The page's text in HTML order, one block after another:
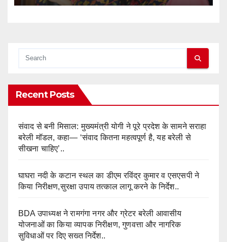
Recent Posts
संवाद से बनी मिसाल: मुख्यमंत्री योगी ने पूरे प्रदेश के सामने सराहा
बरेली मॉडल, कहा— ‘संवाद कितना महत्वपूर्ण है, यह बरेली से
सीखना चाहिए’..
घाघरा नदी के कटान स्थल का डीएम रविंद्र कुमार व एसएसपी ने
किया निरीक्षण,सुरक्षा उपाय तत्काल लागू करने के निर्देश..
BDA उपाध्यक्ष ने रामगंगा नगर और ग्रेटर बरेली आवासीय
योजनाओं का किया व्यापक निरीक्षण, गुणवत्ता और नागरिक
सुविधाओं पर दिए सख्त निर्देश..